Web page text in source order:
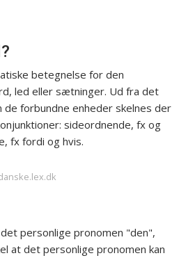
betegnelse for den
led eller sætninger. Ud fra det
forbundne enheder skelnes der
sideordnende, fx og
fx fordi og hvis.
personlige pronomen "den",
at det personlige pronomen kan